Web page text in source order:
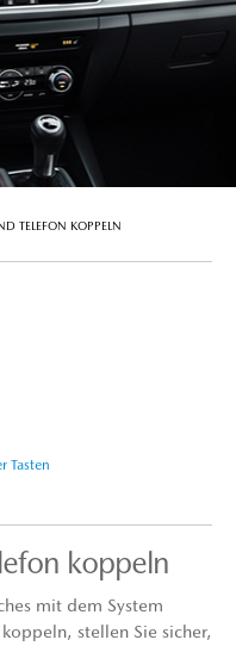
TELEFON KOPPELN
Tasten
koppeln
mit dem System
stellen Sie sicher,